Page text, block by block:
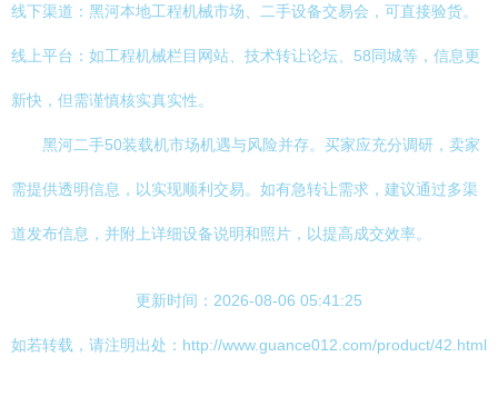
线下渠道：黑河本地工程机械市场、二手设备交易会，可直接验货。
线上平台：如工程机械栏目网站、技术转让论坛、58同城等，信息更
新快，但需谨慎核实真实性。
黑河二手50装载机市场机遇与风险并存。买家应充分调研，卖家
需提供透明信息，以实现顺利交易。如有急转让需求，建议通过多渠
道发布信息，并附上详细设备说明和照片，以提高成交效率。
更新时间：2026-08-06 05:41:25
如若转载，请注明出处：http://www.guance012.com/product/42.html